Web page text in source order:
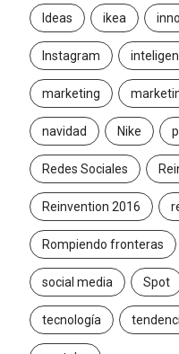
Ideas ikea
Instagram
marketing
navidad Nike
Redes Sociales
Reinvention 2016
Rompiendo fronteras
social media Spot
tecnología